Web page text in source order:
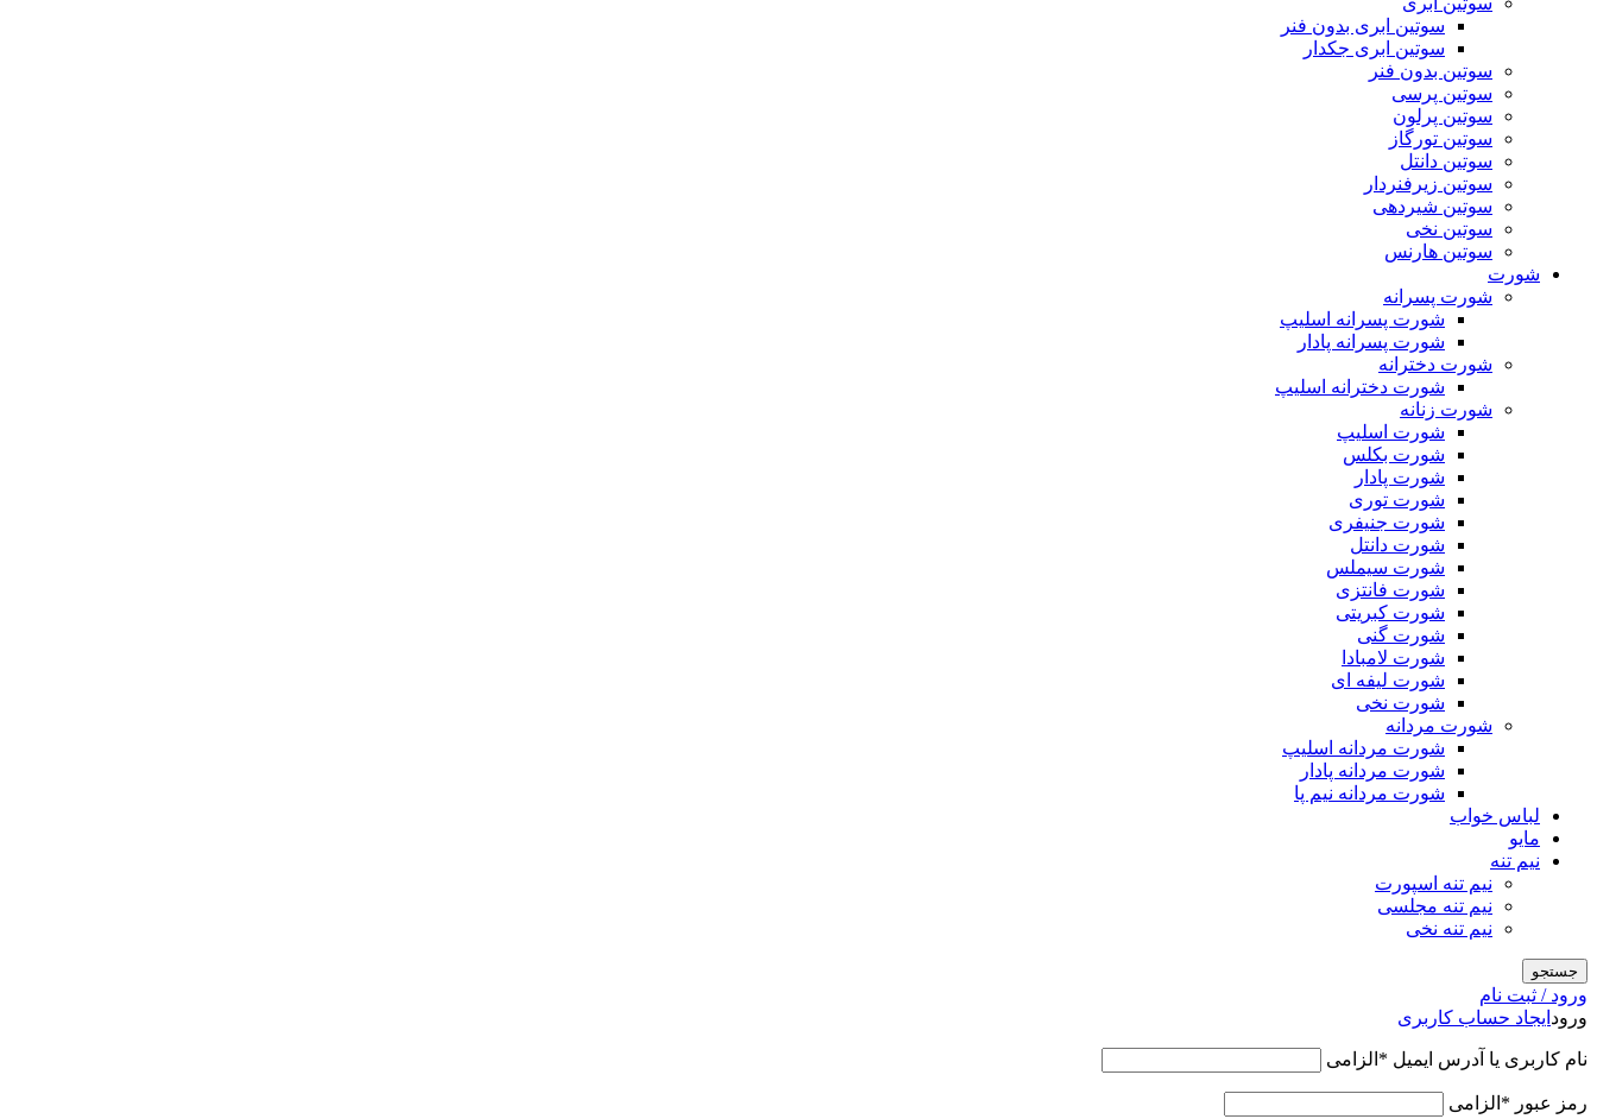
سوتین ابری بدون فنر
سوتین ابری جکدار
سوتین بدون فنر
سوتین پرسی
سوتین پرلون
سوتین تورگاز
سوتین دانتل
سوتین زیرفنردار
سوتین شیردهی
سوتین نخی
سوتین هارنس
شورت
شورت پسرانه
شورت پسرانه اسلیپ
شورت پسرانه پادار
شورت دخترانه
شورت دخترانه اسلیپ
شورت زنانه
شورت اسلیپ
شورت بکلس
شورت پادار
شورت توری
شورت جنیفری
شورت دانتل
شورت سیملس
شورت فانتزی
شورت کبریتی
شورت گنی
شورت لامبادا
شورت لیفه ای
شورت نخی
شورت مردانه
شورت مردانه اسلیپ
شورت مردانه پادار
شورت مردانه نیم پا
لباس خواب
مایو
نیم تنه
نیم تنه اسپورت
نیم تنه مجلسی
نیم تنه نخی
جستجو
ورود / ثبت نام
ورود ایجاد حساب کاربری
نام کاربری یا آدرس ایمیل * الزامی
رمز عبور * الزامی